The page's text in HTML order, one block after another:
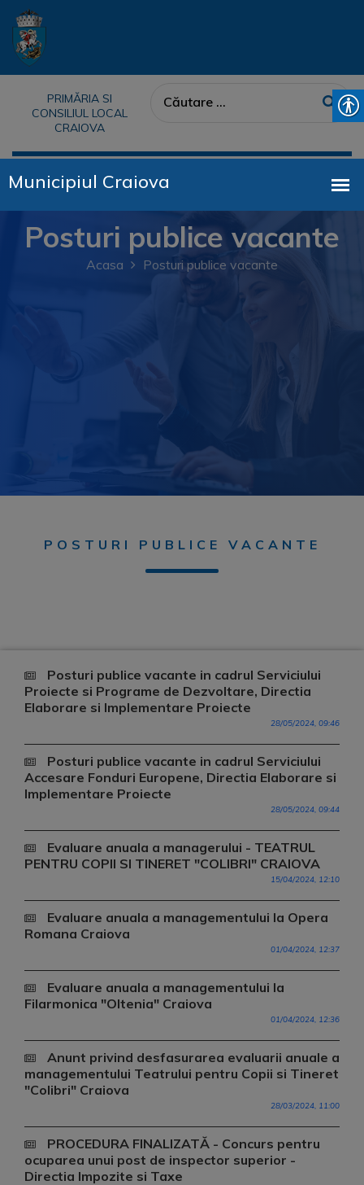
PRIMĂRIA SI
CONSILIUL LOCAL
CRAIOVA
Posturi publice vacante
Acasa Posturi publice vacante
POSTURI PUBLICE VACANTE
Posturi publice vacante in cadrul Serviciului
Proiecte si Programe de Dezvoltare, Directia
Elaborare si Implementare Proiecte
28/05/2024, 09:46
Posturi publice vacante in cadrul Serviciului
Accesare Fonduri Europene, Directia Elaborare si
Implementare Proiecte
28/05/2024, 09:44
Evaluare anuala a managerului - TEATRUL
PENTRU COPII SI TINERET "COLIBRI" CRAIOVA
15/04/2024, 12:10
Evaluare anuala a managementului la Opera
Romana Craiova
01/04/2024, 12:37
Evaluare anuala a managementului la
Filarmonica "Oltenia" Craiova
01/04/2024, 12:36
Anunt privind desfasurarea evaluarii anuale a
managementului Teatrului pentru Copii si Tineret
"Colibri" Craiova
28/03/2024, 11:00
PROCEDURA FINALIZATĂ - Concurs pentru
ocuparea unui post de inspector superior -
Directia Impozite si Taxe